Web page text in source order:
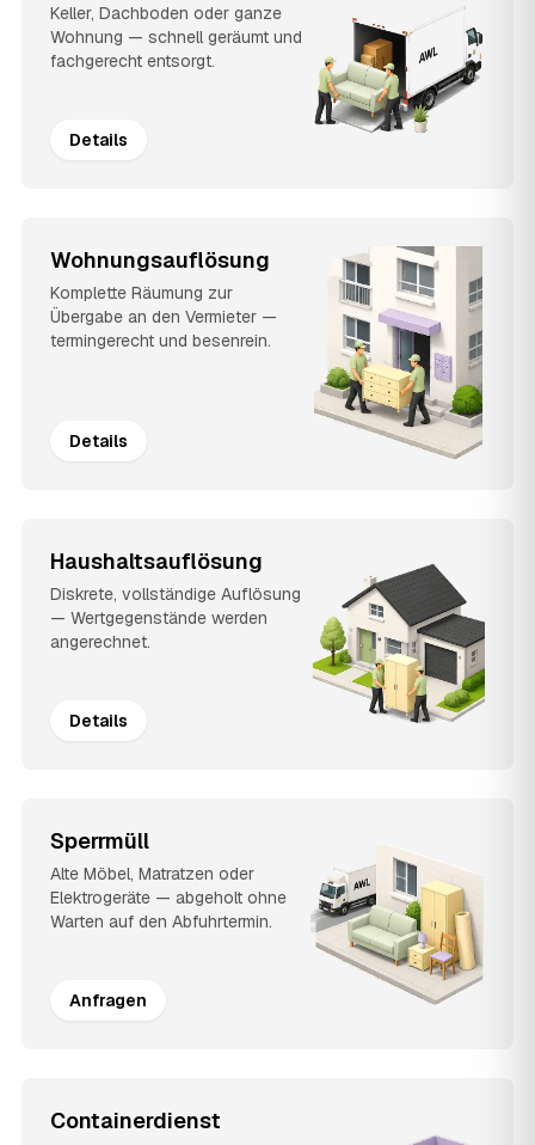
Keller, Dachboden oder ganze
Wohnung — schnell geräumt und
fachgerecht entsorgt.
Details
Wohnungsauflösung
Komplette Räumung zur
Übergabe an den Vermieter —
termingerecht und besenrein.
Details
Haushaltsauflösung
Diskrete, vollständige Auflösung
— Wertgegenstände werden
angerechnet.
Details
Sperrmüll
Alte Möbel, Matratzen oder
Elektrogeräte — abgeholt ohne
Warten auf den Abfuhrtermin.
Anfragen
Containerdienst